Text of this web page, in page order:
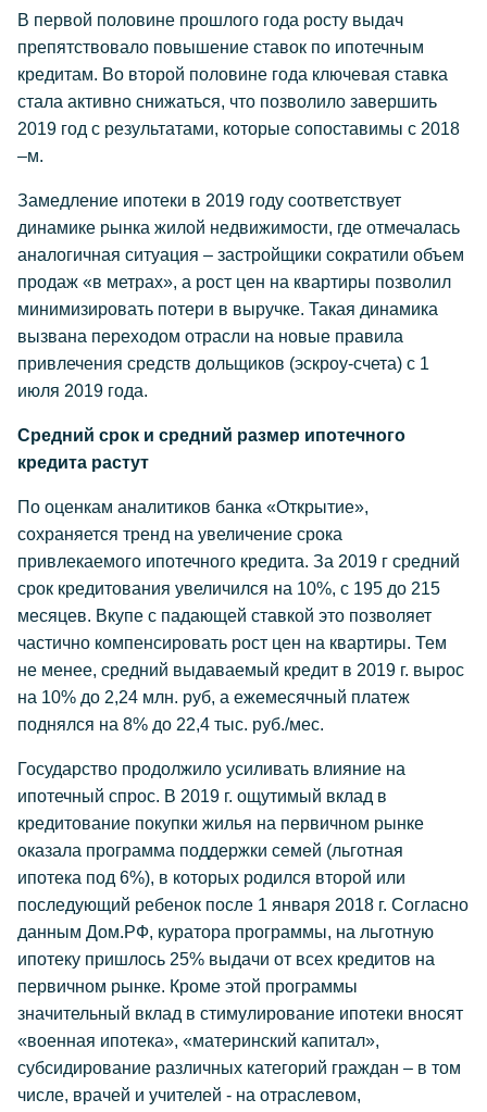
В первой половине прошлого года росту выдач
препятствовало повышение ставок по ипотечным
кредитам. Во второй половине года ключевая ставка
стала активно снижаться, что позволило завершить
2019 год с результатами, которые сопоставимы с 2018
–м.
Замедление ипотеки в 2019 году соответствует
динамике рынка жилой недвижимости, где отмечалась
аналогичная ситуация – застройщики сократили объем
продаж «в метрах», а рост цен на квартиры позволил
минимизировать потери в выручке. Такая динамика
вызвана переходом отрасли на новые правила
привлечения средств дольщиков (эскроу-счета) с 1
июля 2019 года.
Средний срок и средний размер ипотечного
кредита растут
По оценкам аналитиков банка «Открытие»,
сохраняется тренд на увеличение срока
привлекаемого ипотечного кредита. За 2019 г средний
срок кредитования увеличился на 10%, с 195 до 215
месяцев. Вкупе с падающей ставкой это позволяет
частично компенсировать рост цен на квартиры. Тем
не менее, средний выдаваемый кредит в 2019 г. вырос
на 10% до 2,24 млн. руб, а ежемесячный платеж
поднялся на 8% до 22,4 тыс. руб./мес.
Государство продолжило усиливать влияние на
ипотечный спрос. В 2019 г. ощутимый вклад в
кредитование покупки жилья на первичном рынке
оказала программа поддержки семей (льготная
ипотека под 6%), в которых родился второй или
последующий ребенок после 1 января 2018 г. Согласно
данным Дом.РФ, куратора программы, на льготную
ипотеку пришлось 25% выдачи от всех кредитов на
первичном рынке. Кроме этой программы
значительный вклад в стимулирование ипотеки вносят
«военная ипотека», «материнский капитал»,
субсидирование различных категорий граждан – в том
числе, врачей и учителей - на отраслевом,